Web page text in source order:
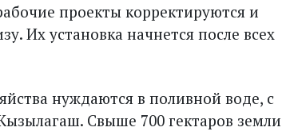
проекты корректируются и
Их установка начнется после всех
нуждаются в поливной воде, с
Свыше 700 гектаров земли